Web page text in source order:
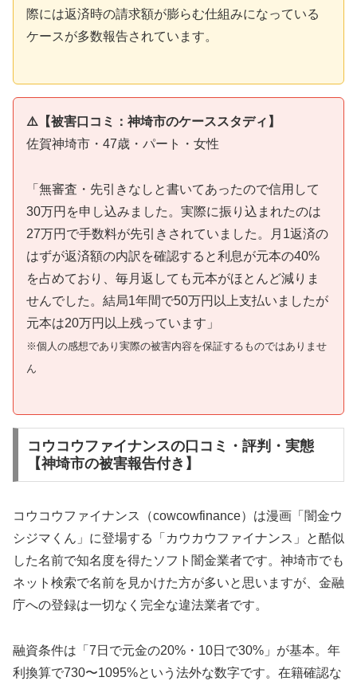
際には返済時の請求額が膨らむ仕組みになっている
ケースが多数報告されています。
⚠️【被害口コミ：神埼市のケーススタディ】
佐賀神埼市・47歳・パート・女性
「無審査・先引きなしと書いてあったので信用して
30万円を申し込みました。実際に振り込まれたのは
27万円で手数料が先引きされていました。月1返済の
はずが返済額の内訳を確認すると利息が元本の40%
を占めており、毎月返しても元本がほとんど減りま
せんでした。結局1年間で50万円以上支払いましたが
元本は20万円以上残っています」
※個人の感想であり実際の被害内容を保証するものではありませ
ん
コウコウファイナンスの口コミ・評判・実態
【神埼市の被害報告付き】
コウコウファイナンス（cowcowfinance）は漫画「闇金ウ
シジマくん」に登場する「カウカウファイナンス」と酷似
した名前で知名度を得たソフト闇金業者です。神埼市でも
ネット検索で名前を見かけた方が多いと思いますが、金融
庁への登録は一切なく完全な違法業者です。
融資条件は「7日で元金の20%・10日で30%」が基本。年
利換算で730〜1095%という法外な数字です。在籍確認な